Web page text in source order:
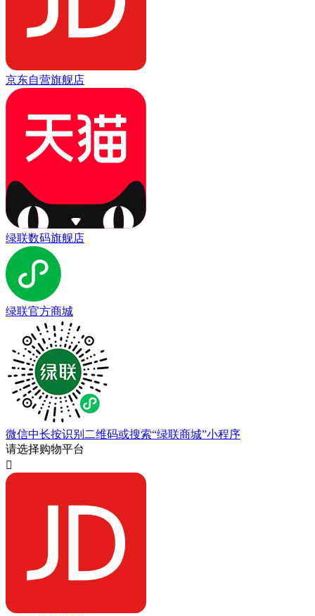
京东自营旗舰店
绿联数码旗舰店
绿联官方商城
微信中长按识别二维码或搜索“绿联商城”小程序
请选择购物平台
